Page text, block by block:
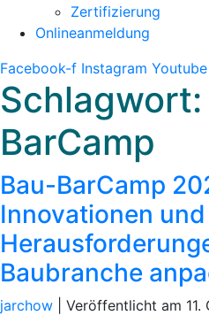
Zertifizierung
Onlineanmeldung
Facebook-f Instagram Youtube
Schlagwort:
BarCamp
Bau-BarCamp
Innovationen und
Baubranche
jarchow Veröffentlicht am